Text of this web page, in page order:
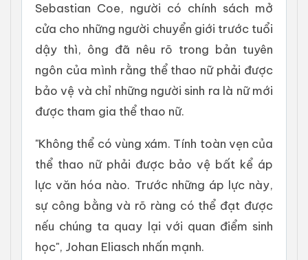
Sebastian Coe, người có chính sách mở
cửa cho những người chuyển giới trước tuổi
dậy thì, ông đã nêu rõ trong bản tuyên
ngôn của mình rằng thể thao nữ phải được
bảo vệ và chỉ những người sinh ra là nữ mới
được tham gia thể thao nữ.
"Không thể có vùng xám. Tính toàn vẹn của
thể thao nữ phải được bảo vệ bất kể áp
lực văn hóa nào. Trước những áp lực này,
sự công bằng và rõ ràng có thể đạt được
nếu chúng ta quay lại với quan điểm sinh
học", Johan Eliasch nhấn mạnh.